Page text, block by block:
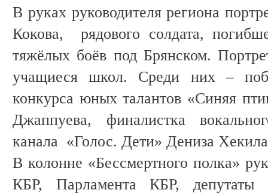
В руках руководителя региона
Кокова, рядового солдата,
тяжёлых боёв под Брянском.
учащиеся школ. Среди них –
конкурса юных талантов «Синяя
Джаппуева, финалистка
канала «Голос. Дети» Дениза
В колонне «Бессмертного полка»
КБР, Парламента КБР, депутаты